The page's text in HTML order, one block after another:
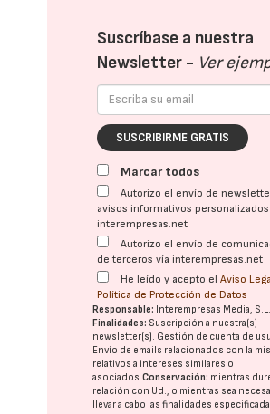
Suscríbase a nuestra
Newsletter - Ver
SUSCRIBIRME GRATIS
Marcar todos
Autorizo el envío de
avisos informativos
interempresas.net
Autorizo el envío de
de terceros vía interempresas.net
He leído y acepto elAviso
Política de Protección de Datos
Responsable: Interempresas Media,
Finalidades: Suscripción a nuestra(s)
newsletter(s). Gestión de cuenta de
Envío de emails relacionados con la
relativos a intereses similares o
asociados.Conservación: mientras
relación con Ud., o mientras sea
llevar a cabo las finalidades